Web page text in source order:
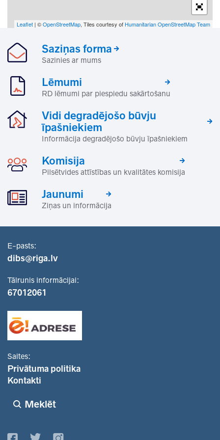
Leaflet | ©OpenStreetMap, Tiles courtesy of Humanitarian OpenStreetMap Team
Saziņas forma
Sazinies ar mums
Lēmumi
RD lēmumi par piespiedu sakārtošanu
Vidi degradējošo būvju
īpašniekiem
Informācija degradējošo būvju īpašniekiem
Komisija
Pilsētvides attīstības un kvalitātes komisija
Jaunumi
Ziņas un informācija
E-pasts:
dibs@riga.lv
Tālrunis informācijai:
67012061
Saites:
Privātuma politika
Kontakti
Meklēt